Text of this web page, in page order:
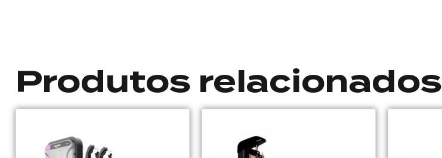
Produtos relacionados